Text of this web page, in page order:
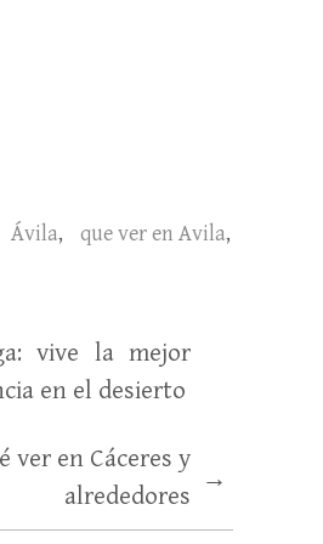
Ávila, que ver en Avila,
vive la mejor
en el desierto
ver en Cáceres y
alrededores
→